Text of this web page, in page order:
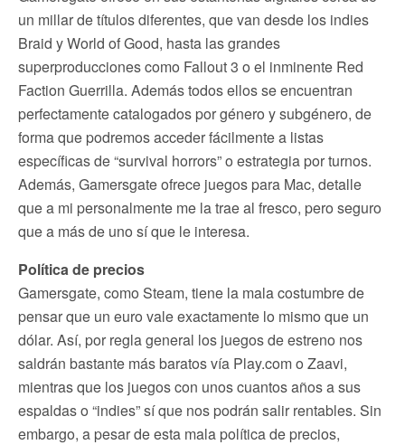
un millar de títulos diferentes, que van desde los indies
Braid y World of Good, hasta las grandes
superproducciones como Fallout 3 o el inminente Red
Faction Guerrilla. Además todos ellos se encuentran
perfectamente catalogados por género y subgénero, de
forma que podremos acceder fácilmente a listas
específicas de “survival horrors” o estrategia por turnos.
Además, Gamersgate ofrece juegos para Mac, detalle
que a mi personalmente me la trae al fresco, pero seguro
que a más de uno sí que le interesa.
Política de precios
Gamersgate, como Steam, tiene la mala costumbre de
pensar que un euro vale exactamente lo mismo que un
dólar. Así, por regla general los juegos de estreno nos
saldrán bastante más baratos vía Play.com o Zaavi,
mientras que los juegos con unos cuantos años a sus
espaldas o “indies” sí que nos podrán salir rentables. Sin
embargo, a pesar de esta mala política de precios,